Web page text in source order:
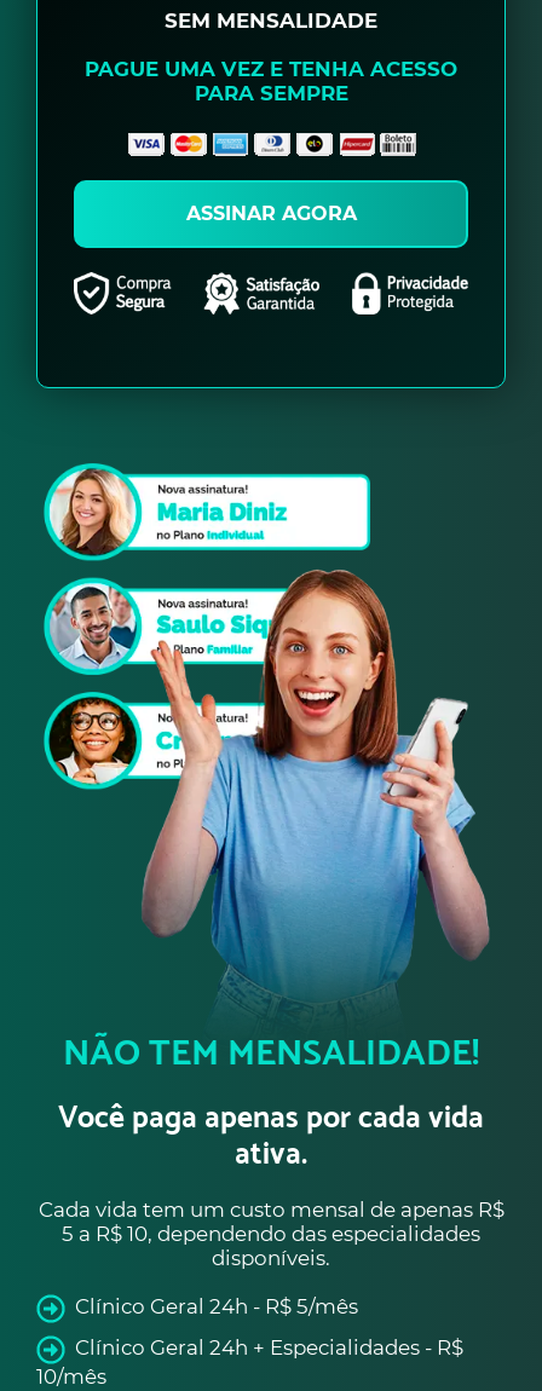
SEM MENSALIDADE
PAGUE UMA VEZ E TENHA ACESSO
PARA SEMPRE
ASSINAR AGORA
NÃO TEM MENSALIDADE!
Você paga apenas por cada vida
ativa.
Cada vida tem um custo mensal de apenas R$
5 a R$ 10, dependendo das especialidades
disponíveis.
Clínico Geral 24h - R$ 5/mês
Clínico Geral 24h + Especialidades - R$
10/mês